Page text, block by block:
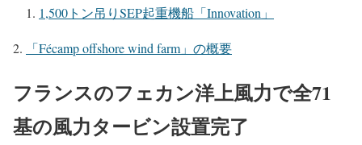
1,500トン吊りSEP起重機船「Innovation」
「Fécamp offshore wind farm」の概要
フランスのフェカン洋上風力で全71
基の風力タービン設置完了